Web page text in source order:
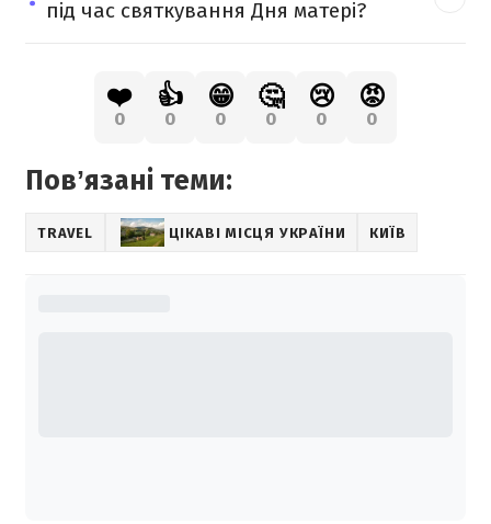
під час святкування Дня матері?
❤️
0
👍
0
😁
0
🤔
0
😢
0
😡
0
Повʼязані теми:
TRAVEL ЦІКАВІ МІСЦЯ УКРАЇНИ КИЇВ